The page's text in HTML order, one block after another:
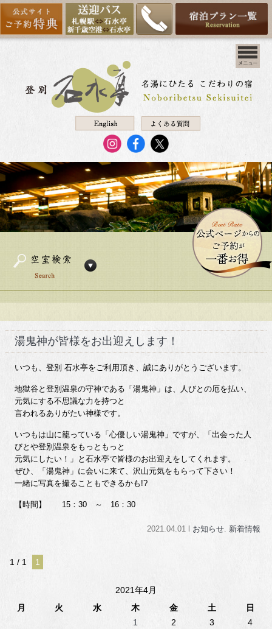
湯鬼神が皆様をお出迎えします！
いつも、登別 石水亭をご利用頂き、誠にありがとうございます。
地獄谷と登別温泉の守神である「湯鬼神」は、人びとの厄を払い、
元気にする不思議な力を持つと
言われるありがたい神様です。
いつもは山に籠っている「心優しい湯鬼神」ですが、「出会った人
びとや登別温泉をもっともっと
元気にしたい！」と石水亭で皆様のお出迎えをしてくれます。
ぜひ、「湯鬼神」に会いに来て、沢山元気をもらって下さい！
一緒に写真を撮ることもできるかも!?
【時間】 15：30 ～ 16：30
2021.04.01 l お知らせ. 新着情報
1 / 1 1
2021年4月
月
火 水 木 金 土
日
1
2 3
4